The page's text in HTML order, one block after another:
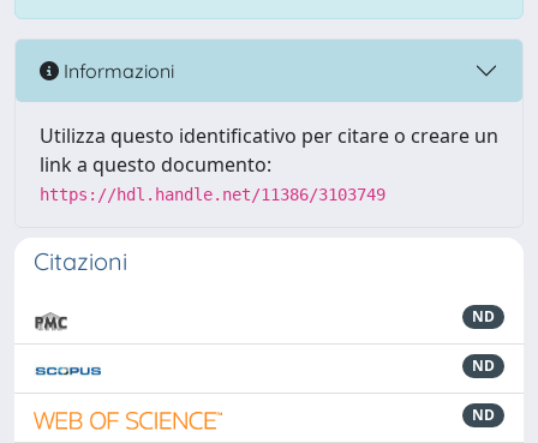
Informazioni
Utilizza questo identificativo per citare o creare un
link a questo documento:
https://hdl.handle.net/11386/3103749
Citazioni
ND
ND
ND